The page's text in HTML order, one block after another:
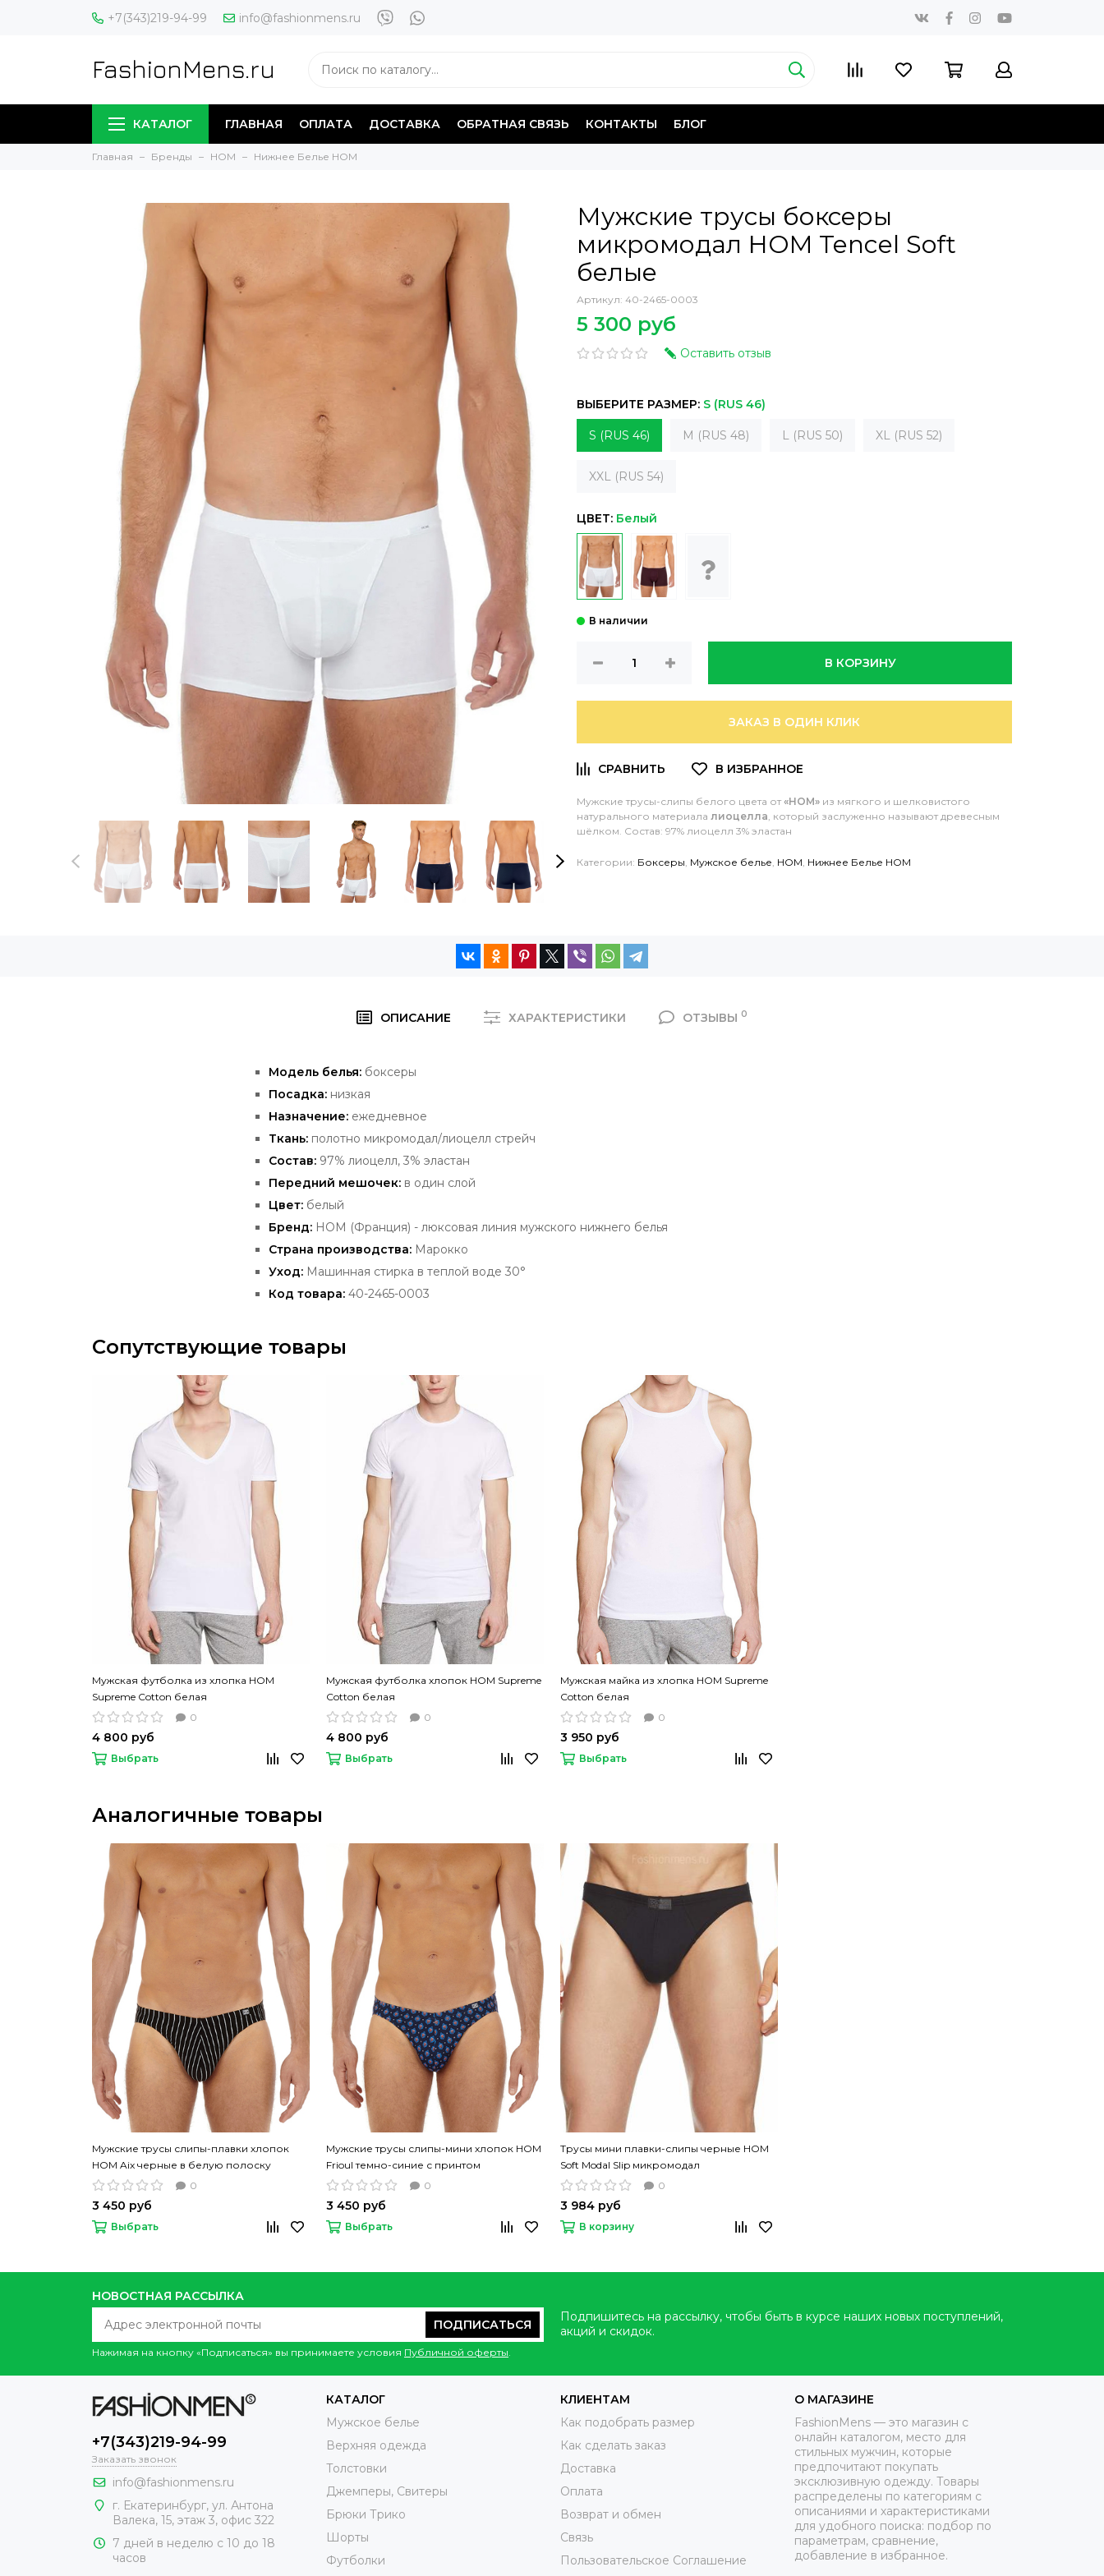
+7(343)219-94-99 info@fashionmens.ru
FashionMens.ru
КАТАЛОГ ГЛАВНАЯ ОПЛАТА ДОСТАВКА ОБРАТНАЯ СВЯЗЬ КОНТАКТЫ БЛОГ
Главная Бренды HOM Нижнее Белье HOM
Мужские трусы боксеры
микромодал HOM Tencel Soft
белые
Артикул: 40-2465-0003
5 300 руб
Оставить отзыв
ВЫБЕРИТЕ РАЗМЕР: S (RUS 46)
S (RUS 46) M (RUS 48) L (RUS 50) XL (RUS 52)
XXL (RUS 54)
ЦВЕТ: Белый
В КОРЗИНУ
ЗАКАЗ В ОДИН КЛИК
Мужские трусы-слипы белого цвета от«HOM» из мягкого и шелковистого
натурального материала лиоцелла, который заслуженно называют древесным
шёлком. Состав: 97% лиоцелл 3% эластан
Категории: Боксеры, Мужское белье, HOM, Нижнее Белье HOM
ОПИСАНИЕ ХАРАКТЕРИСТИКИ ОТЗЫВЫ 0
Модель белья: боксеры
Посадка: низкая
Назначение: ежедневное
Ткань: полотно микромодал/лиоцелл стрейч
Состав: 97% лиоцелл, 3% эластан
Передний мешочек: в один слой
Цвет: белый
Бренд: HOM (Франция) - люксовая линия мужского нижнего белья
Страна производства: Марокко
Уход: Машинная стирка в теплой воде 30°
Код товара: 40-2465-0003
Сопутствующие товары
Мужская футболка из хлопка HOM
Supreme Cotton белая
0
4 800 руб
Выбрать
Мужская футболка хлопок HOM Supreme
Cotton белая
0
4 800 руб
Выбрать
Мужская майка из хлопка HOM Supreme
Cotton белая
0
3 950 руб
Выбрать
Аналогичные товары
Мужские трусы слипы-плавки хлопок
HOM Aix черные в белую полоску
0
3 450 руб
Выбрать
Мужские трусы слипы-мини хлопок HOM
Frioul темно-синие с принтом
0
3 450 руб
Выбрать
Трусы мини плавки-слипы черные HOM
Soft Modal Slip микромодал
0
3 984 руб
В корзину
НОВОСТНАЯ РАССЫЛКА
ПОДПИСАТЬСЯ
Нажимая на кнопку «Подписаться» вы принимаете условия Публичной оферты.
Подпишитесь на рассылку, чтобы быть в курсе наших новых поступлений,
акций и скидок.
+7(343)219-94-99
Заказать звонок
info@fashionmens.ru
г. Екатеринбург, ул. Антона
Валека, 15, этаж 3, офис 322
7 дней в неделю с 10 до 18
часов
КАТАЛОГ
Мужское белье
Верхняя одежда
Толстовки
Джемперы, Свитеры
Брюки Трико
Шорты
Футболки
КЛИЕНТАМ
Как подобрать размер
Как сделать заказ
Доставка
Оплата
Возврат и обмен
Связь
Пользовательское Соглашение
О МАГАЗИНЕ
FashionMens — это магазин с
онлайн каталогом, место для
стильных мужчин, которые
предпочитают покупать
эксклюзивную одежду. Товары
распределены по категориям с
описаниями и характеристиками
для удобного поиска: подбор по
параметрам, сравнение,
добавление в избранное.